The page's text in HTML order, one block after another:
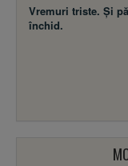
Vremuri triste. Şi
închid.